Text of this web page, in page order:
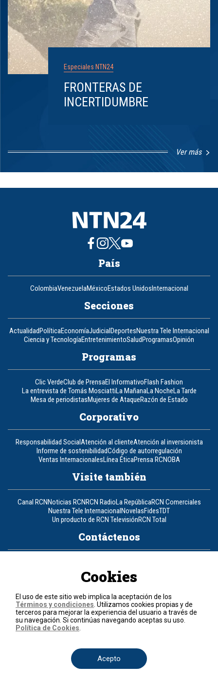
Especiales NTN24
FRONTERAS DE
INCERTIDUMBRE
Ver más
8
País
ColombiaVenezuelaMéxicoEstados UnidosInternacional
Secciones
ActualidadPolíticaEconomíaJudicialDeportesNuestra Tele Internacional
Ciencia y TecnologíaEntretenimientoSaludProgramasOpinión
Programas
Clic VerdeClub de PrensaEl InformativoFlash Fashion
La entrevista de Tomás MosciattiLa MañanaLa NocheLa Tarde
Mesa de periodistasMujeres de AtaqueRazón de Estado
Corporativo
Responsabilidad SocialAtención al clienteAtención al inversionista
Informe de sostenibilidadCódigo de autorregulación
Ventas InternacionalesLínea ÉticaPrensa RCNOBA
Visite también
Canal RCNNoticias RCNRCN RadioLa RepúblicaRCN Comerciales
Nuestra Tele InternacionalNovelasFidesTDT
Un producto de RCN TelevisiónRCN Total
Contáctenos
Política de cookies
Términos y condiciones
© 2026, RCN Medios.
Todos los derechos reservados.
Cookies
El uso de este sitio web implica la aceptación de los
Términos y condiciones . Utilizamos cookies propias y de
terceros para mejorar la experiencia del usuario a través de
su navegación. Si continúas navegando aceptas su uso.
Política de Cookies
Acepto